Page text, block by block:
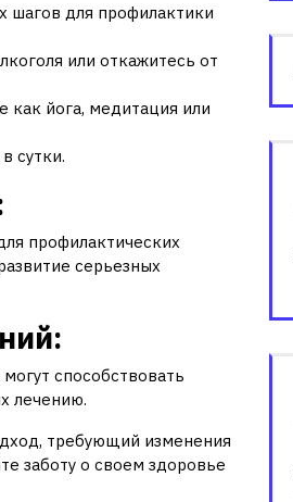
шагов для профилактики
или откажитесь от
как йога, медитация или
сутки.
профилактических
серьезных
способствовать
лечению.
требующий изменения
заботу о своем здоровье